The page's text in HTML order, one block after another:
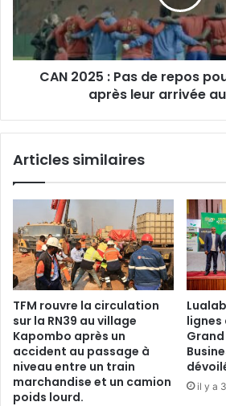
pour
Léopards
CAN 2025 : Pas de repos
après leur arrivée
Articles similaires
TFM rouvre la circulation
sur la RN39 au village
Kapombo après un
accident au passage à
niveau entre un train
marchandise et un camion
poids lourd.
lignes
il y a